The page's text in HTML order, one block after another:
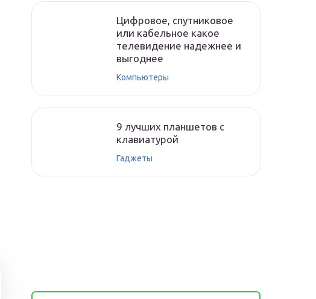
Цифровое, спутниковое
или кабельное какое
телевидение надежнее и
выгоднее
Компьютеры
9 лучших планшетов с
клавиатурой
Гаджеты